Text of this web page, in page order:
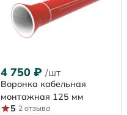
4 750 ₽ /шт
Воронка кабельная
монтажная 125 мм
5 2 отзыва